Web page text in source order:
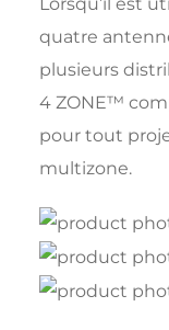
quatre
plusieurs
4 ZONE™
pour tout
multizone.